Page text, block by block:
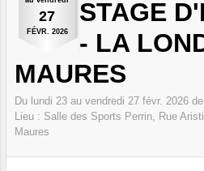
27
FÉVR. 2026
STAGE
- LA
MAURES
Du lundi 23 au vendredi 27 févr. 2026
Lieu : Salle des Sports Perrin, Rue
Maures